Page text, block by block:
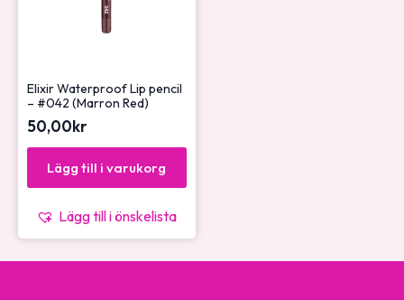
Elixir Waterproof Lip pencil
– #042 (Marron Red)
50,00kr
Lägg till i varukorg
Lägg till i önskelista